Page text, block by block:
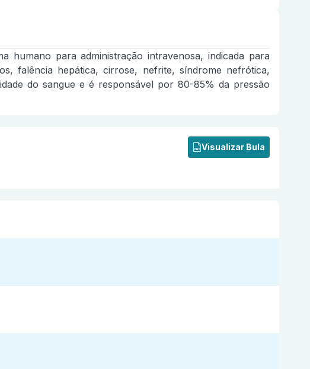
humano para administração intravenosa, indicada para
falência hepática, cirrose, nefrite, síndrome nefrótica,
do sangue e é responsável por 80-85% da pressão
Visualizar Bula